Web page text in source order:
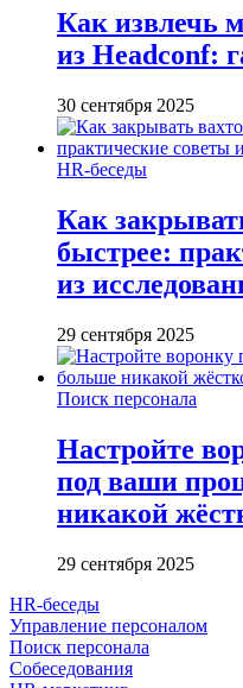
Как извлечь
из Headсonf:
30 сентября 2025
HR-беседы
Как
быстрее:
из
29 сентября 2025
Поиск персонала
Настройте
под ваши
никакой
29 сентября 2025
HR-беседы
Управление персоналом
Поиск персонала
Собеседования